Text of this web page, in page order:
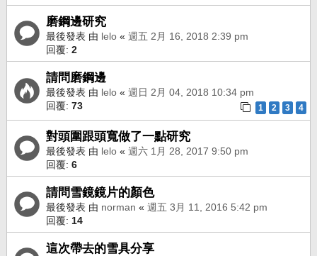
磨鋼邊研究
最後發表 由 lelo « 週五 2月 16, 2018 2:39 pm
回覆: 2
請問磨鋼邊
最後發表 由 lelo « 週日 2月 04, 2018 10:34 pm
回覆: 73 1 2 3 4
對頭圍跟頭寬做了一點研究
最後發表 由 lelo « 週六 1月 28, 2017 9:50 pm
回覆: 6
請問雪鏡鏡片的顏色
最後發表 由 norman « 週五 3月 11, 2016 5:42 pm
回覆: 14
這次帶去的雪具分享